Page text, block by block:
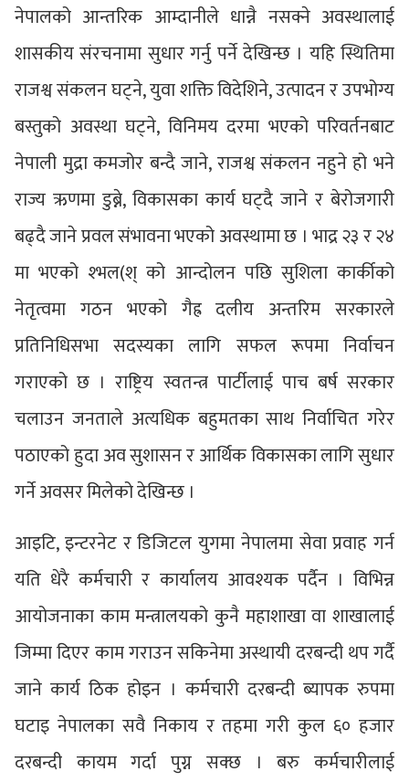
नेपालको आन्तरिक आम्दानीले धान्नै नसक्ने अवस्थालाई
शासकीय संरचनामा सुधार गर्नु पर्ने देखिन्छ । यहि स्थितिमा
राजश्व संकलन घट्ने, युवा शक्ति विदेशिने, उत्पादन र उपभोग्य
बस्तुको अवस्था घट्ने, विनिमय दरमा भएको परिवर्तनबाट
नेपाली मुद्रा कमजोर बन्दै जाने, राजश्व संकलन नहुने हो भने
राज्य ऋणमा डुब्ने, विकासका कार्य घट्दै जाने र बेरोजगारी
बढ्दै जाने प्रवल संभावना भएको अवस्थामा छ । भाद्र २३ र २४
मा भएको श्भल(श् को आन्दोलन पछि सुशिला कार्कीको
नेतृत्वमा गठन भएको गैह्र दलीय अन्तरिम सरकारले
प्रतिनिधिसभा सदस्यका लागि सफल रूपमा निर्वाचन
गराएको छ । राष्ट्रिय स्वतन्त्र पार्टीलाई पाच बर्ष सरकार
चलाउन जनताले अत्यधिक बहुमतका साथ निर्वाचित गरेर
पठाएको हुदा अव सुशासन र आर्थिक विकासका लागि सुधार
गर्ने अवसर मिलेको देखिन्छ ।
आइटि, इन्टरनेट र डिजिटल युगमा नेपालमा सेवा प्रवाह गर्न
यति धेरै कर्मचारी र कार्यालय आवश्यक पर्दैन । विभिन्न
आयोजनाका काम मन्त्रालयको कुनै महाशाखा वा शाखालाई
जिम्मा दिएर काम गराउन सकिनेमा अस्थायी दरबन्दी थप गर्दै
जाने कार्य ठिक होइन । कर्मचारी दरबन्दी ब्यापक रुपमा
घटाइ नेपालका सवै निकाय र तहमा गरी कुल ६० हजार
दरबन्दी कायम गर्दा पुग्न सक्छ । बरु कर्मचारीलाई